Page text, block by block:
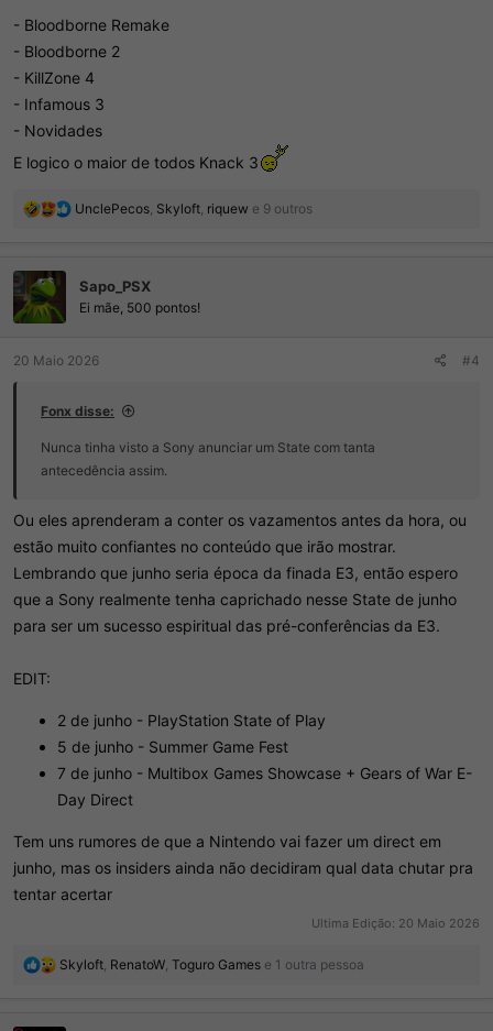
- Bloodborne Remake
- Bloodborne 2
- KillZone 4
- Infamous 3
- Novidades
E logico o maior de todos Knack 3
R
õ
e
UnclePecos, Skyloft, riquew e 9 outros
Sapo_PSX
Ei mãe, 500 pontos!
20 Maio 2026 #4
Fonx disse:
Nunca tinha visto a Sony anunciar um State com tanta
antecedência assim.
Ou eles aprenderam a conter os vazamentos antes da hora, ou
estão muito confiantes no conteúdo que irão mostrar.
Lembrando que junho seria época da finada E3, então espero
que a Sony realmente tenha caprichado nesse State de junho
para ser um sucesso espiritual das pré-conferências da E3.
EDIT:
2 de junho - PlayStation State of Play
5 de junho - Summer Game Fest
7 de junho - Multibox Games Showcase + Gears of War E-
Day Direct
Tem uns rumores de que a Nintendo vai fazer um direct em
junho, mas os insiders ainda não decidiram qual data chutar pra
tentar acertar
Ultima Edição: 20 Maio 2026
R
Skyloft RenatoW Toguro Games e 1 outra pessoa